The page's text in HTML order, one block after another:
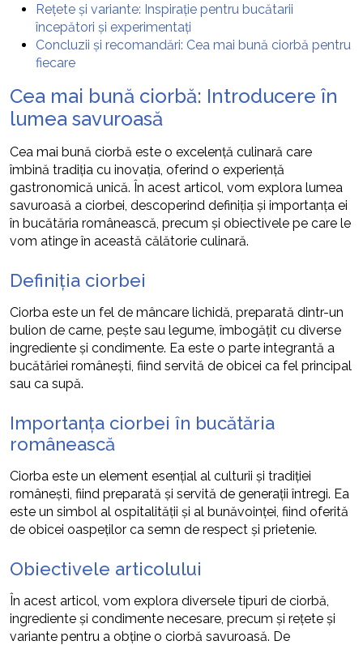
Rețete și variante: Inspirație pentru bucătarii
începători și experimentați
Concluzii și recomandări: Cea mai bună ciorbă pentru
fiecare
Cea mai bună ciorbă: Introducere în
lumea savuroasă
Cea mai bună ciorbă este o excelență culinară care
îmbină tradiția cu inovația, oferind o experiență
gastronomică unică. În acest articol, vom explora lumea
savuroasă a ciorbei, descoperind definiția și importanța ei
în bucătăria românească, precum și obiectivele pe care le
vom atinge în această călătorie culinară.
Definiția ciorbei
Ciorba este un fel de mâncare lichidă, preparată dintr-un
bulion de carne, pește sau legume, îmbogățit cu diverse
ingrediente și condimente. Ea este o parte integrantă a
bucătăriei românești, fiind servită de obicei ca fel principal
sau ca supă.
Importanța ciorbei în bucătăria
românească
Ciorba este un element esențial al culturii și tradiției
românești, fiind preparată și servită de generații întregi. Ea
este un simbol al ospitalității și al bunăvoinței, fiind oferită
de obicei oaspeților ca semn de respect și prietenie.
Obiectivele articolului
În acest articol, vom explora diversele tipuri de ciorbă,
ingrediente și condimente necesare, precum și rețete și
variante pentru a obține o ciorbă savuroasă. De